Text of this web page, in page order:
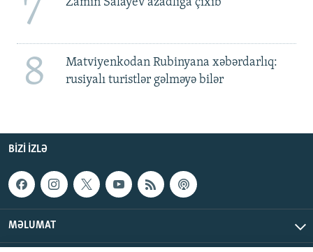
7
8
Matviyenkodan Rubinyana xəbərdarlıq:
rusiyalı turistlər gəlməyə bilər
BIZI IZLƏ
MƏLUMAT